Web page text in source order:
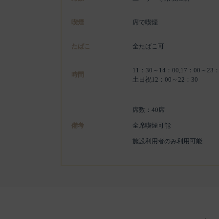
喫煙 席で喫煙
たばこ 全たばこ可
時間
11：30～14：00,17：00～23
土日祝12：00～22：30
備考
席数：40席
全席喫煙可能
施設利用者のみ利用可能